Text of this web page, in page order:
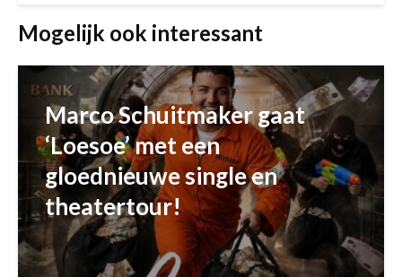
Mogelijk ook interessant
Marco Schuitmaker gaat
‘Loesoe’ met een
gloednieuwe single en
theatertour!